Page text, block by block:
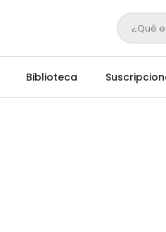
¿Qué
Biblioteca